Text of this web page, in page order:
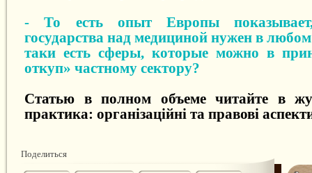
- То есть опыт Европы
государства над медициной нужен в
таки есть сферы, которые можно в
откуп» частному сектору?
Статью в полном объеме читайте в
практика: організаційні та правові
Поделиться